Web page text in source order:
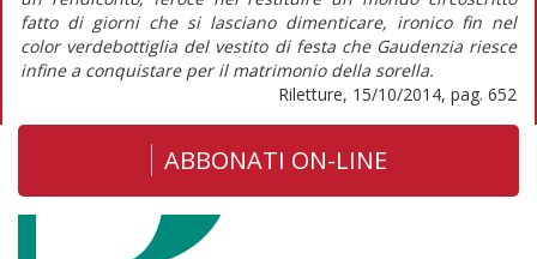
fatto di giorni che si lasciano dimenticare, ironico fin nel
color verdebottiglia del vestito di festa che Gaudenzia riesce
infine a conquistare per il matrimonio della sorella.
Riletture, 15/10/2014, pag. 652
ABBONATI ON-LINE